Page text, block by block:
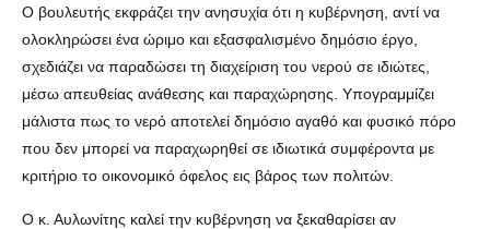
Ο βουλευτής εκφράζει την ανησυχία ότι η κυβέρνηση, αντί να
ολοκληρώσει ένα ώριμο και εξασφαλισμένο δημόσιο έργο,
σχεδιάζει να παραδώσει τη διαχείριση του νερού σε ιδιώτες,
μέσω απευθείας ανάθεσης και παραχώρησης. Υπογραμμίζει
μάλιστα πως το νερό αποτελεί δημόσιο αγαθό και φυσικό πόρο
που δεν μπορεί να παραχωρηθεί σε ιδιωτικά συμφέροντα με
κριτήριο το οικονομικό όφελος εις βάρος των πολιτών.
Ο κ. Αυλωνίτης καλεί την κυβέρνηση να ξεκαθαρίσει αν